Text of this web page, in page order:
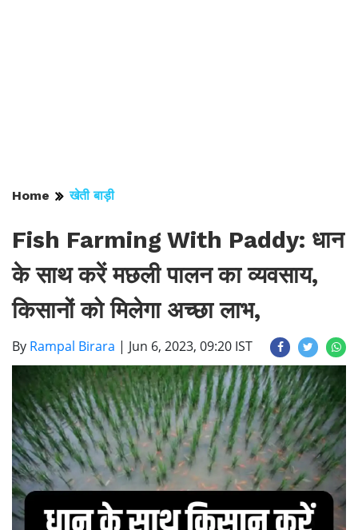
Home खेती बाड़ी
Fish Farming With Paddy: धान
के साथ करें मछली पालन का व्यवसाय,
किसानों को मिलेगा अच्छा लाभ,
By Rampal Birara | Jun 6, 2023, 09:20 IST